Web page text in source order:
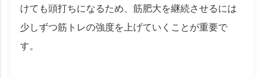
けても頭打ちになるため、筋肥大を継続させるには
少しずつ筋トレの強度を上げていくことが重要で
す。